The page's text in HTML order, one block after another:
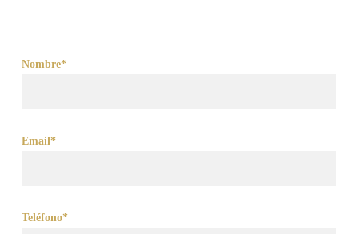
Nombre*
Email*
Teléfono*